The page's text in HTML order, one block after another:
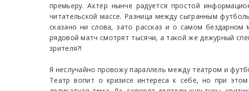
премьеру. Актер нынче радуется простой
читательской массе. Разница между сыгранным
сказано ни слова, зато рассказ и о самом
рядовой матч смотрят тысячи, а такой же дежурный
зрителя?!
Я неслучайно провожу параллель между театром и
Театр вопит о кризисе интереса к себе, но при